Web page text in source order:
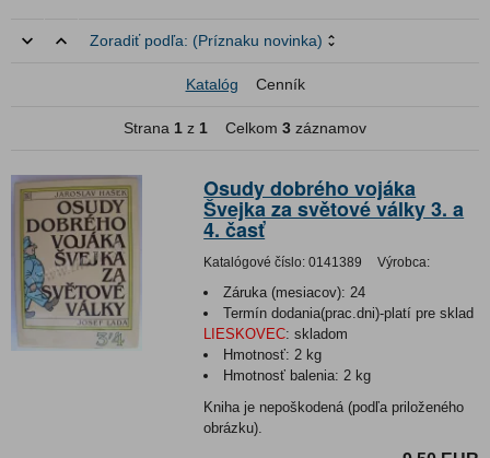
Zoradiť podľa: (Príznaku novinka)
Katalóg Cenník
Strana 1 z 1 Celkom 3 záznamov
Osudy dobrého vojáka
Švejka za světové války 3. a
4. časť
Katalógové číslo: 0141389 Výrobca:
Záruka (mesiacov): 24
Termín dodania(prac.dni)-platí pre sklad
LIESKOVEC: skladom
Hmotnosť: 2 kg
Hmotnosť balenia: 2 kg
Kniha je nepoškodená (podľa priloženého
obrázku).